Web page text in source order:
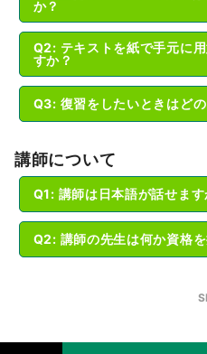
か？
Q2: テキストを紙で手元に
すか？
Q3: 復習をしたいときはど
講師について
Q1: 講師は日本語が話せます
Q2: 講師の先生は何か資格